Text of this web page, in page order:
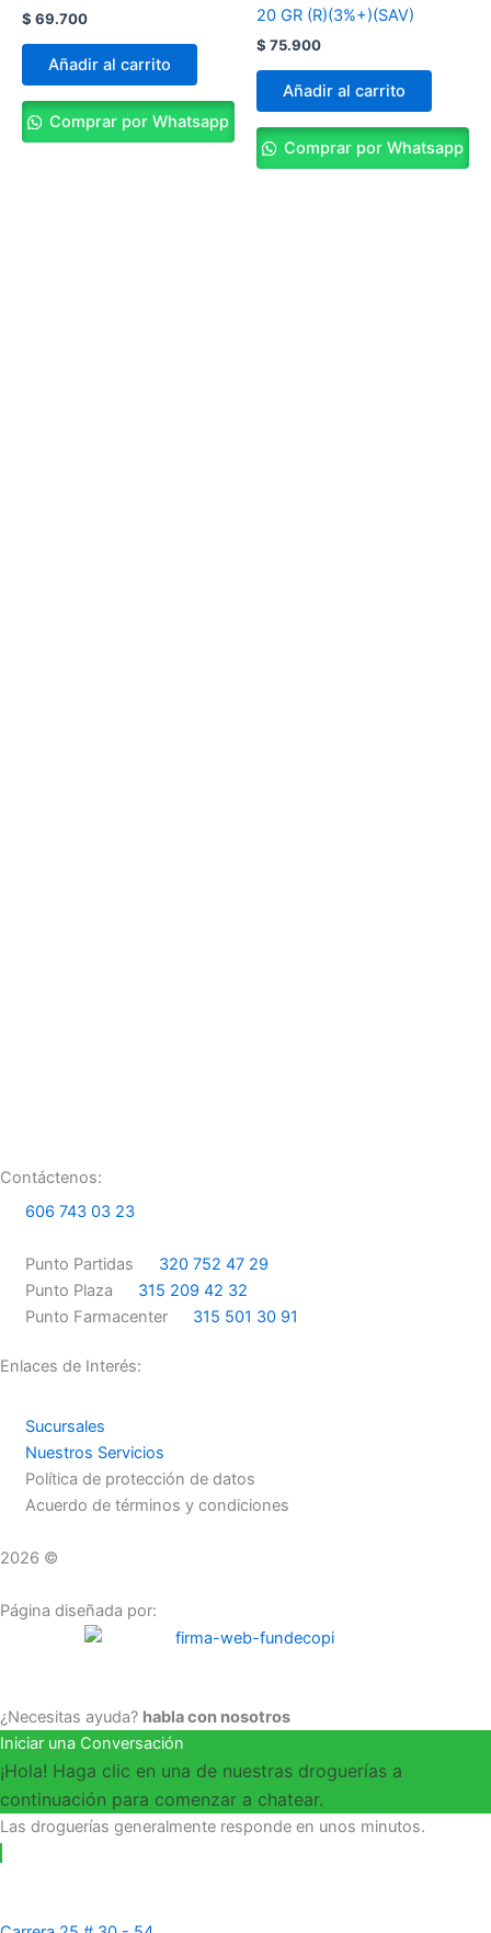
$ 69.700
Añadir al carrito
Comprar por Whatsapp
20 GR (R)(3%+)(SAV)
$ 75.900
Añadir al carrito
Comprar por Whatsapp
a
c
e
b
o
o
k
n
s
t
a
g
r
a
Contáctenos:
606 743 03 23
Punto Partidas
320 752 47 29
Punto Plaza
315 209 42 32
Punto Farmacenter
315 501 30 91
Enlaces de Interés:
Sucursales
Nuestros Servicios
Política de protección de datos
Acuerdo de términos y condiciones
2026 ©
Página diseñada por:
¿Necesitas ayuda? habla con nosotros
Iniciar una Conversación
¡Hola! Haga clic en una de nuestras droguerías a
continuación para comenzar a chatear.
Las droguerías generalmente responde en unos minutos.